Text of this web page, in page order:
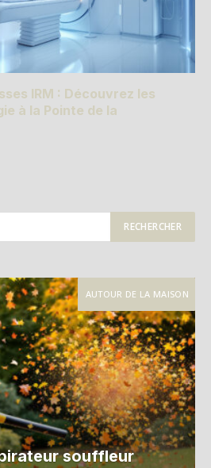
IRM : Découvrez les
à la Pointe de la
AUTOUR DE LA MAISON
souffleur